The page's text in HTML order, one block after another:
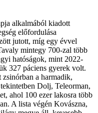
alkalmából kiadott
előfordulása
jutott, míg egy évvel
mintegy 700-zal több
hatóságok, mint 2022-
327 páciens gyerek volt.
a harmadik,
Dolj, Teleorman,
ahol 100 ezer lakosra több
A lista végén Kovászna,